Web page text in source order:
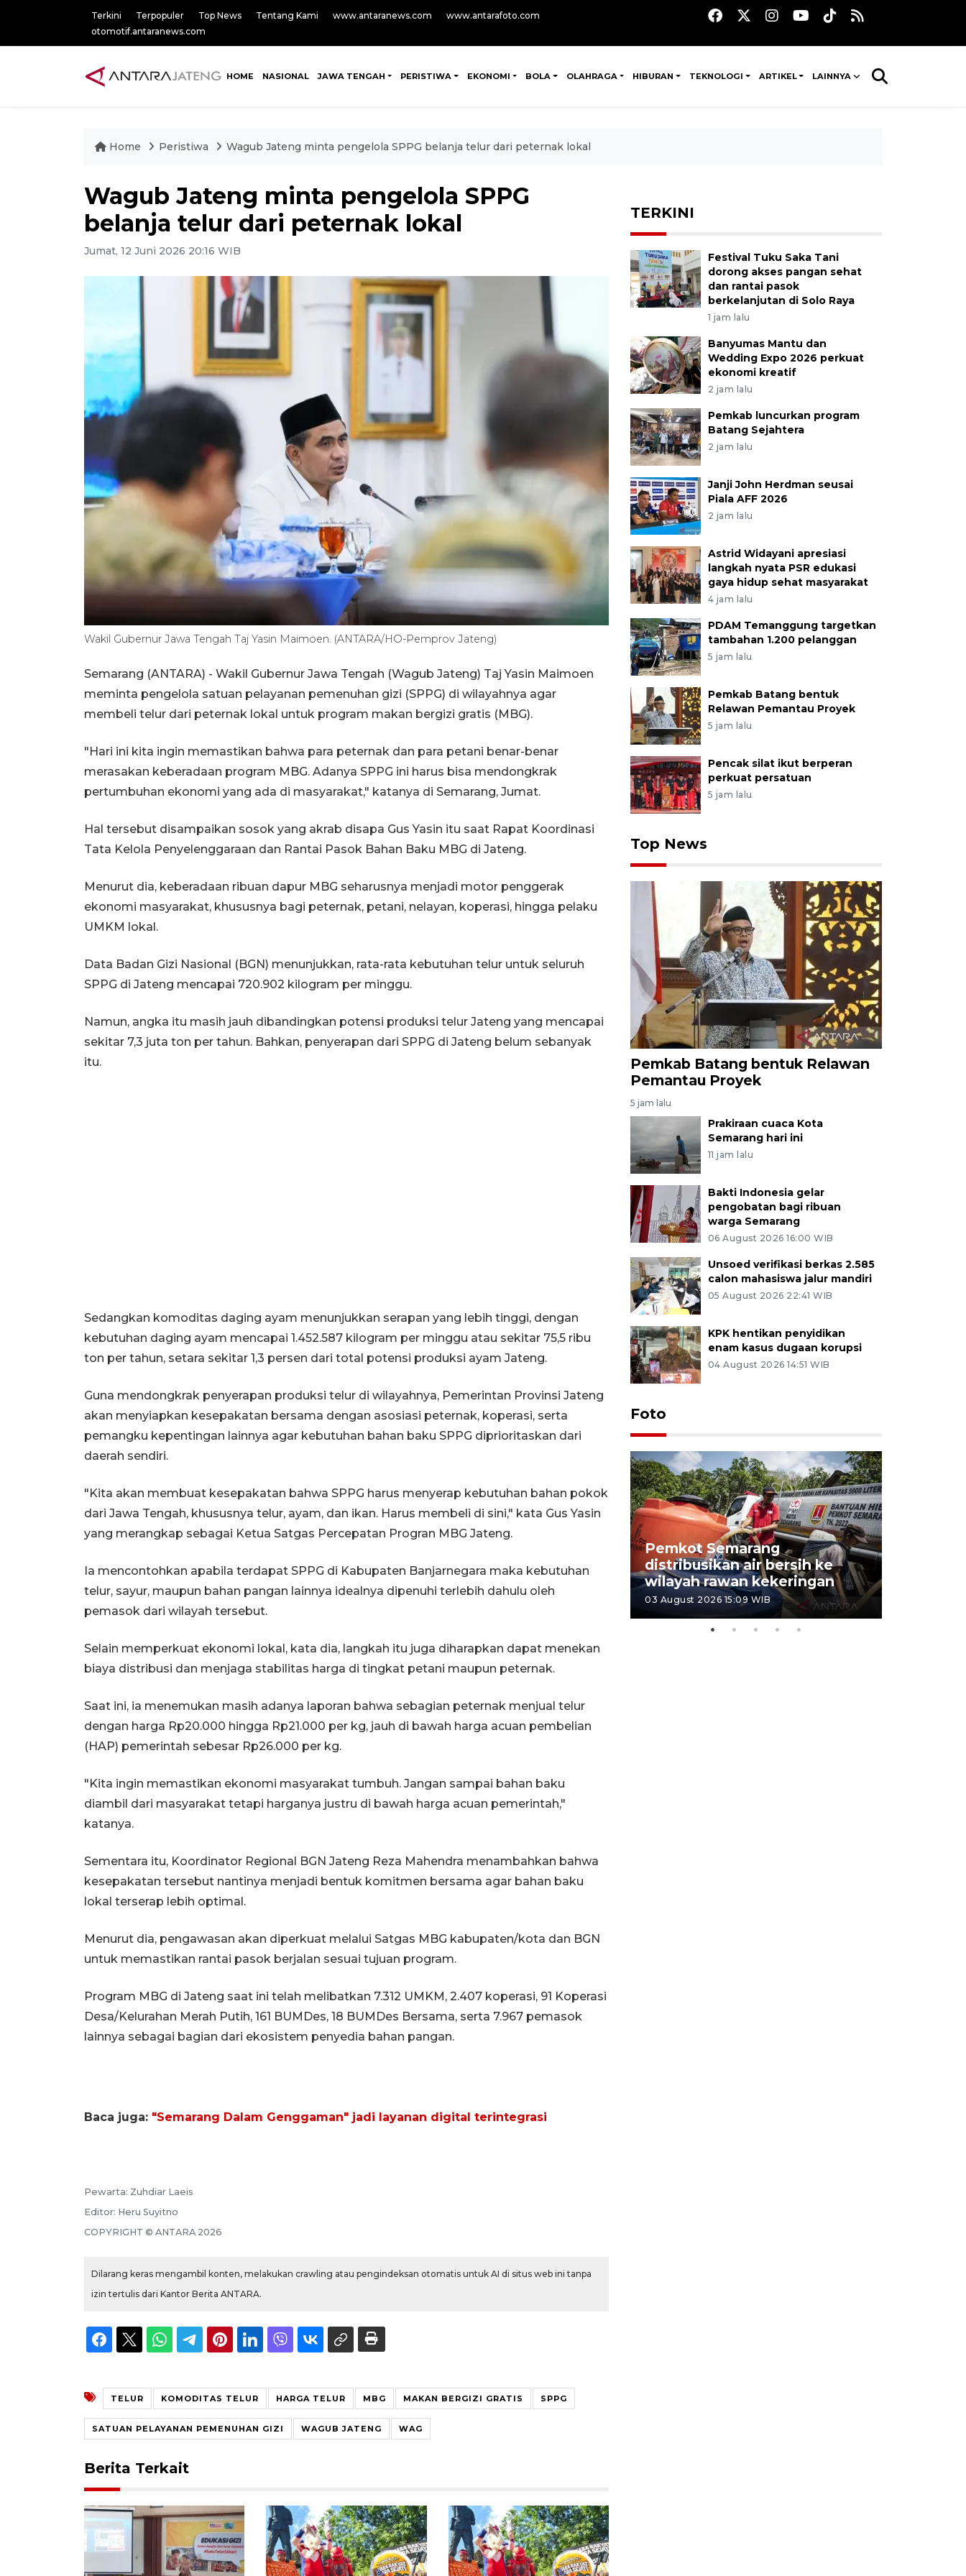
Terkini Terpopuler Top News Tentang Kami www.antaranews.com
www.antarafoto.com
otomotif.antaranews.com
HOME NASIONAL JAWA TENGAH PERISTIWA EKONOMI BOLA OLAHRAGA HIBURAN TEKNOLOGI ARTIKEL LAINNYA
Home Peristiwa Wagub Jateng minta pengelola SPPG belanja telur dari peternak lokal
Wagub Jateng minta pengelola SPPG
belanja telur dari peternak lokal
Jumat, 12 Juni 2026 20:16 WIB
Wakil Gubernur Jawa Tengah Taj Yasin Maimoen. (ANTARA/HO-Pemprov Jateng)
Semarang (ANTARA) - Wakil Gubernur Jawa Tengah (Wagub Jateng) Taj Yasin Maimoen
meminta pengelola satuan pelayanan pemenuhan gizi (SPPG) di wilayahnya agar
membeli telur dari peternak lokal untuk program makan bergizi gratis (MBG).
"Hari ini kita ingin memastikan bahwa para peternak dan para petani benar-benar
merasakan keberadaan program MBG. Adanya SPPG ini harus bisa mendongkrak
pertumbuhan ekonomi yang ada di masyarakat," katanya di Semarang, Jumat.
Hal tersebut disampaikan sosok yang akrab disapa Gus Yasin itu saat Rapat Koordinasi
Tata Kelola Penyelenggaraan dan Rantai Pasok Bahan Baku MBG di Jateng.
Menurut dia, keberadaan ribuan dapur MBG seharusnya menjadi motor penggerak
ekonomi masyarakat, khususnya bagi peternak, petani, nelayan, koperasi, hingga pelaku
UMKM lokal.
Data Badan Gizi Nasional (BGN) menunjukkan, rata-rata kebutuhan telur untuk seluruh
SPPG di Jateng mencapai 720.902 kilogram per minggu.
Namun, angka itu masih jauh dibandingkan potensi produksi telur Jateng yang mencapai
sekitar 7,3 juta ton per tahun. Bahkan, penyerapan dari SPPG di Jateng belum sebanyak
itu.
Sedangkan komoditas daging ayam menunjukkan serapan yang lebih tinggi, dengan
kebutuhan daging ayam mencapai 1.452.587 kilogram per minggu atau sekitar 75,5 ribu
ton per tahun, setara sekitar 1,3 persen dari total potensi produksi ayam Jateng.
Guna mendongkrak penyerapan produksi telur di wilayahnya, Pemerintan Provinsi Jateng
akan menyiapkan kesepakatan bersama dengan asosiasi peternak, koperasi, serta
pemangku kepentingan lainnya agar kebutuhan bahan baku SPPG diprioritaskan dari
daerah sendiri.
"Kita akan membuat kesepakatan bahwa SPPG harus menyerap kebutuhan bahan pokok
dari Jawa Tengah, khususnya telur, ayam, dan ikan. Harus membeli di sini," kata Gus Yasin
yang merangkap sebagai Ketua Satgas Percepatan Progran MBG Jateng.
Ia mencontohkan apabila terdapat SPPG di Kabupaten Banjarnegara maka kebutuhan
telur, sayur, maupun bahan pangan lainnya idealnya dipenuhi terlebih dahulu oleh
pemasok dari wilayah tersebut.
Selain memperkuat ekonomi lokal, kata dia, langkah itu juga diharapkan dapat menekan
biaya distribusi dan menjaga stabilitas harga di tingkat petani maupun peternak.
Saat ini, ia menemukan masih adanya laporan bahwa sebagian peternak menjual telur
dengan harga Rp20.000 hingga Rp21.000 per kg, jauh di bawah harga acuan pembelian
(HAP) pemerintah sebesar Rp26.000 per kg.
"Kita ingin memastikan ekonomi masyarakat tumbuh. Jangan sampai bahan baku
diambil dari masyarakat tetapi harganya justru di bawah harga acuan pemerintah,"
katanya.
Sementara itu, Koordinator Regional BGN Jateng Reza Mahendra menambahkan bahwa
kesepakatan tersebut nantinya menjadi bentuk komitmen bersama agar bahan baku
lokal terserap lebih optimal.
Menurut dia, pengawasan akan diperkuat melalui Satgas MBG kabupaten/kota dan BGN
untuk memastikan rantai pasok berjalan sesuai tujuan program.
Program MBG di Jateng saat ini telah melibatkan 7.312 UMKM, 2.407 koperasi, 91 Koperasi
Desa/Kelurahan Merah Putih, 161 BUMDes, 18 BUMDes Bersama, serta 7.967 pemasok
lainnya sebagai bagian dari ekosistem penyedia bahan pangan.
Baca juga: "Semarang Dalam Genggaman" jadi layanan digital terintegrasi
Pewarta: Zuhdiar Laeis
Editor: Heru Suyitno
COPYRIGHT © ANTARA 2026
Dilarang keras mengambil konten, melakukan crawling atau pengindeksan otomatis untuk AI di situs web ini tanpa
izin tertulis dari Kantor Berita ANTARA.
TELUR KOMODITAS TELUR HARGA TELUR MBG MAKAN BERGIZI GRATIS SPPG
SATUAN PELAYANAN PEMENUHAN GIZI WAGUB JATENG WAG
Berita Terkait
TERKINI
Festival Tuku Saka Tani
dorong akses pangan sehat
dan rantai pasok
berkelanjutan di Solo Raya
1 jam lalu
Banyumas Mantu dan
Wedding Expo 2026 perkuat
ekonomi kreatif
2 jam lalu
Pemkab luncurkan program
Batang Sejahtera
2 jam lalu
Janji John Herdman seusai
Piala AFF 2026
2 jam lalu
Astrid Widayani apresiasi
langkah nyata PSR edukasi
gaya hidup sehat masyarakat
4 jam lalu
PDAM Temanggung targetkan
tambahan 1.200 pelanggan
5 jam lalu
Pemkab Batang bentuk
Relawan Pemantau Proyek
5 jam lalu
Pencak silat ikut berperan
perkuat persatuan
5 jam lalu
Top News
Pemkab Batang bentuk Relawan
Pemantau Proyek
5 jam lalu
Prakiraan cuaca Kota
Semarang hari ini
11 jam lalu
Bakti Indonesia gelar
pengobatan bagi ribuan
warga Semarang
06 August 2026 16:00 WIB
Unsoed verifikasi berkas 2.585
calon mahasiswa jalur mandiri
05 August 2026 22:41 WIB
KPK hentikan penyidikan
enam kasus dugaan korupsi
04 August 2026 14:51 WIB
Foto
Waduk Delingan Karanganyar
menyusut
27 July 2026 20:07 WIB
Pemkot Semarang
distribusikan air bersih ke
wilayah rawan kekeringan
03 August 2026 15:09 WIB